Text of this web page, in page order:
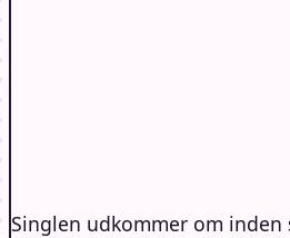
Singlen udkommer om inden